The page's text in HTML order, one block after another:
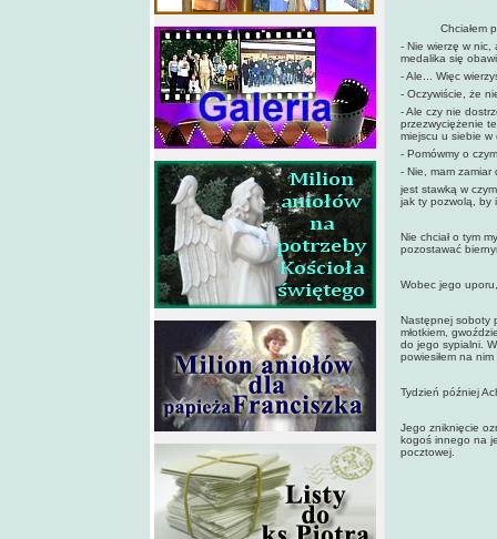
Chciałem
- Nie wierzę w nic,
medalika się
- Ale... Więc
- Oczywiście, że
- Ale czy nie
przezwyciężenie
miejscu u siebie w
- Pomówmy o
- Nie, mam zamiar
jest stawką w
jak ty pozwolą, by
Nie chciał o tym
pozostawać
Wobec jego
Następnej soboty
młotkiem,
do jego sypialni.
powiesiłem na
Tydzień później
Jego zniknięcie
kogoś innego na
pocztowej.